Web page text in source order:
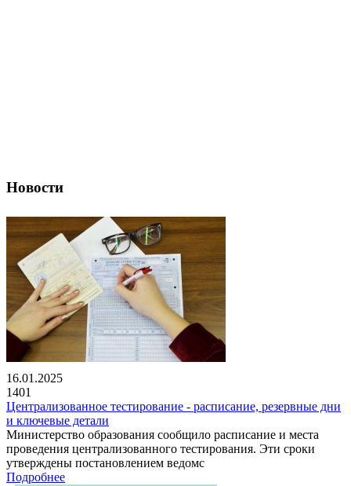
Новости
16.01.2025
1401
Централизованное тестирование - расписание, резервные дни
и ключевые детали
Министерство образования сообщило расписание и места
проведения централизованного тестирования. Эти сроки
утверждены постановлением ведомс
Подробнее